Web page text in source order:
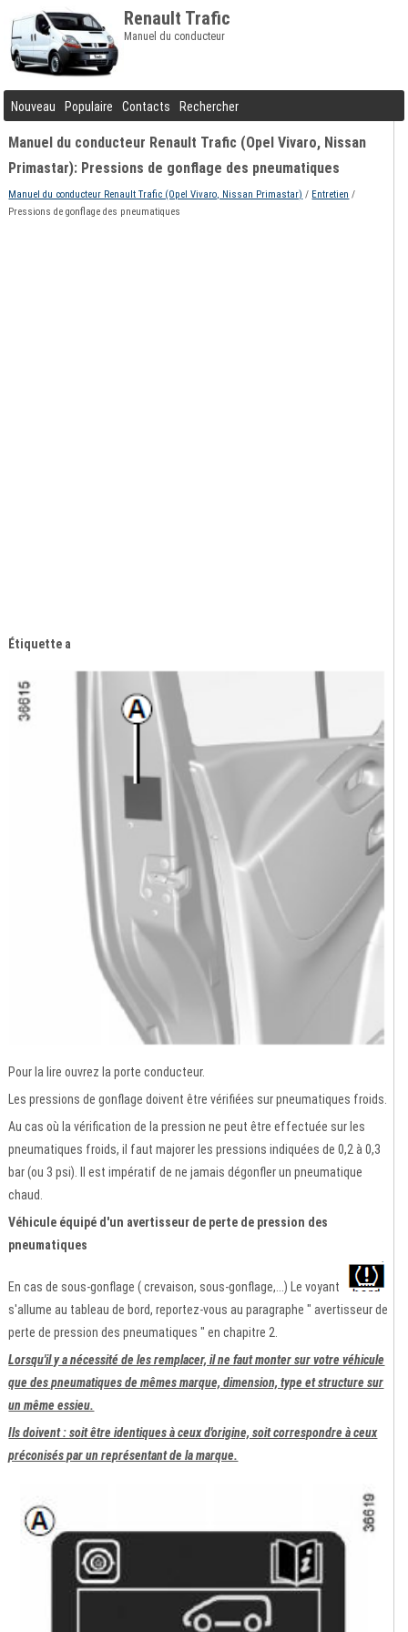
Renault Trafic
Manuel du conducteur
Nouveau Populaire Contacts Rechercher
Manuel du conducteur Renault Trafic (Opel Vivaro, Nissan
Primastar): Pressions de gonflage des pneumatiques
Manuel du conducteur Renault Trafic (Opel Vivaro, Nissan Primastar) / Entretien /
Pressions de gonflage des pneumatiques
Étiquette a
Pour la lire ouvrez la porte conducteur.
Les pressions de gonflage doivent être vérifiées sur pneumatiques froids.
Au cas où la vérification de la pression ne peut être effectuée sur les
pneumatiques froids, il faut majorer les pressions indiquées de 0,2 à 0,3
bar (ou 3 psi). Il est impératif de ne jamais dégonfler un pneumatique
chaud.
Véhicule équipé d'un avertisseur de perte de pression des
pneumatiques
En cas de sous-gonflage ( crevaison, sous-gonflage,...) Le voyant
s'allume au tableau de bord, reportez-vous au paragraphe " avertisseur de
perte de pression des pneumatiques " en chapitre 2.
Lorsqu'il y a nécessité de les remplacer, il ne faut monter sur votre véhicule
que des pneumatiques de mêmes marque, dimension, type et structure sur
un même essieu.
Ils doivent : soit être identiques à ceux d'origine, soit correspondre à ceux
préconisés par un représentant de la marque.